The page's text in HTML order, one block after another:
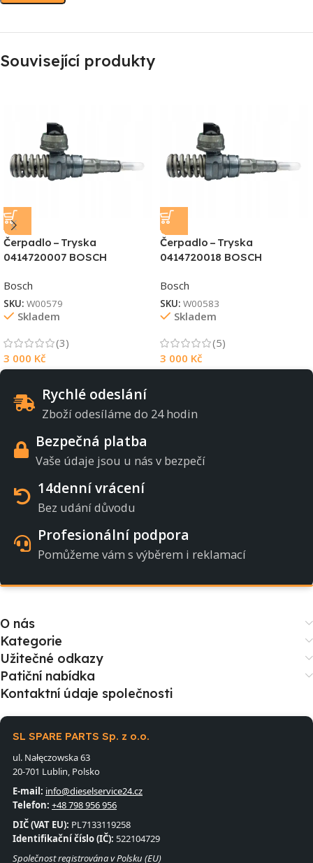
Související produkty
Čerpadlo – Tryska
0414720007 BOSCH
Bosch
SKU: W00579
Skladem
(3)
3 000 Kč
Čerpadlo – Tryska
0414720018 BOSCH
Bosch
SKU: W00583
Skladem
(5)
3 000 Kč
Rychlé odeslání
Zboží odesíláme do 24 hodin
Bezpečná platba
Vaše údaje jsou u nás v bezpečí
14denní vrácení
Bez udání důvodu
Profesionální podpora
Pomůžeme vám s výběrem i reklamací
O nás
Kategorie
Užitečné odkazy
Patiční nabídka
Kontaktní údaje společnosti
SL SPARE PARTS Sp. z o.o.
ul. Nałęczowska 63
20-701 Lublin, Polsko
E-mail: info@dieselservice24.cz
Telefon: +48 798 956 956
DIČ (VAT EU): PL7133119258
Identifikační číslo (IČ): 522104729
Společnost registrována v Polsku (EU)